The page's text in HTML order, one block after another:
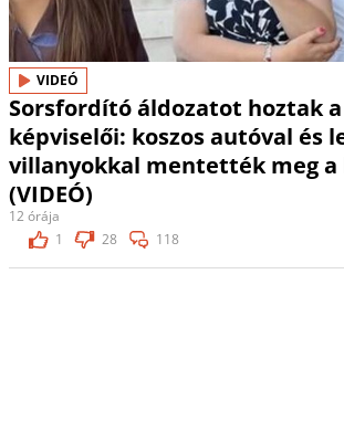
VIDEÓ
Sorsfordító áldozatot hoztak
képviselői: koszos autóval és
villanyokkal mentették meg a
(VIDEÓ)
12 órája
1
28 118